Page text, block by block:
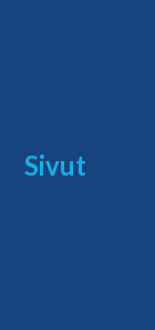
Sivut